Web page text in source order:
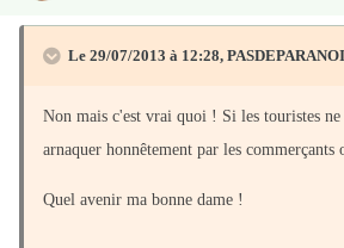
Le 29/07/2013 à 12:28,
Non mais c'est vrai quoi ! Si les touristes
arnaquer honnêtement par les
Quel avenir ma bonne dame !